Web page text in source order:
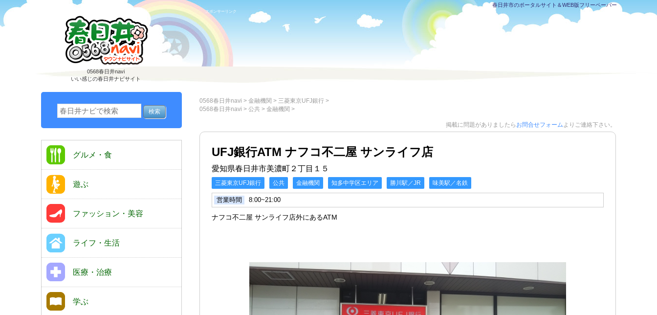
春日井市のポータルサイト＆WEB版フリーペーパー
0568春日井navi
いい感じの春日井ナビサイト
スポンサーリンク
0568春日井navi > 金融機関 > 三菱東京UFJ銀行 >
0568春日井navi > 公共 > 金融機関 >
掲載に問題がありましたら お問合せフォームよりご連絡下さい。
UFJ銀行ATM ナフコ不二屋 サンライフ店
愛知県春日井市美濃町２丁目１５
三菱東京UFJ銀行 公共 金融機関 知多中学区エリア 勝川駅／JR 味美駅／名鉄
営業時間 8:00~21:00
ナフコ不二屋 サンライフ店外にあるATM
グルメ・食
遊ぶ
ファッション・美容
ライフ・生活
医療・治療
学ぶ